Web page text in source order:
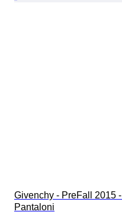
Givenchy - PreFall 2015 -
Pantaloni